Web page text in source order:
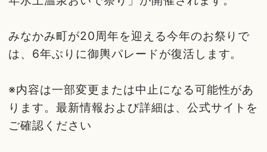
みなかみ町が20周年を迎える今年のお祭りで
は、6年ぶりに御輿パレードが復活します。
※内容は一部変更または中止になる可能性があ
ります。最新情報および詳細は、公式サイトを
ご確認ください